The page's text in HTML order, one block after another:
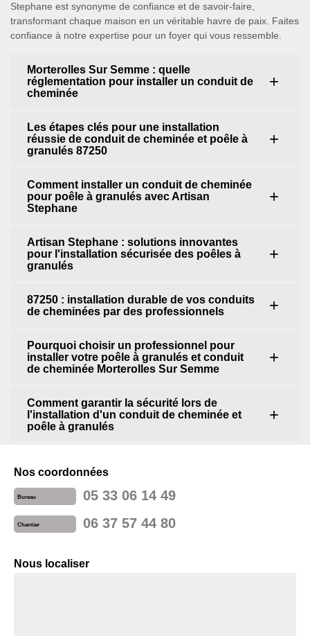
Stephane est synonyme de confiance et de savoir-faire,
transformant chaque maison en un véritable havre de paix. Faites
confiance à notre expertise pour un foyer qui vous ressemble.
Morterolles Sur Semme : quelle
réglementation pour installer un conduit de
cheminée
Les étapes clés pour une installation
réussie de conduit de cheminée et poêle à
granulés 87250
Comment installer un conduit de cheminée
pour poêle à granulés avec Artisan
Stephane
Artisan Stephane : solutions innovantes
pour l'installation sécurisée des poêles à
granulés
87250 : installation durable de vos conduits
de cheminées par des professionnels
Pourquoi choisir un professionnel pour
installer votre poêle à granulés et conduit
de cheminée Morterolles Sur Semme
Comment garantir la sécurité lors de
l'installation d'un conduit de cheminée et
poêle à granulés
Nos coordonnées
Bureau 05 33 06 14 49
Chantier 06 37 57 44 80
Nous localiser